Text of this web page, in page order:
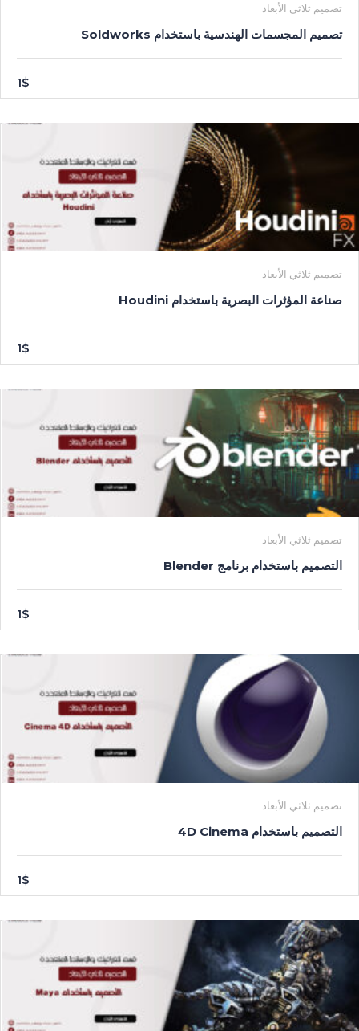
تصميم ثلاثي الأبعاد
تصميم المجسمات الهندسية باستخدام Soldworks
1$
تصميم ثلاثي الأبعاد
صناعة المؤثرات البصرية باستخدام Houdini
1$
تصميم ثلاثي الأبعاد
التصميم باستخدام برنامج Blender
1$
تصميم ثلاثي الأبعاد
التصميم باستخدام 4D Cinema
1$